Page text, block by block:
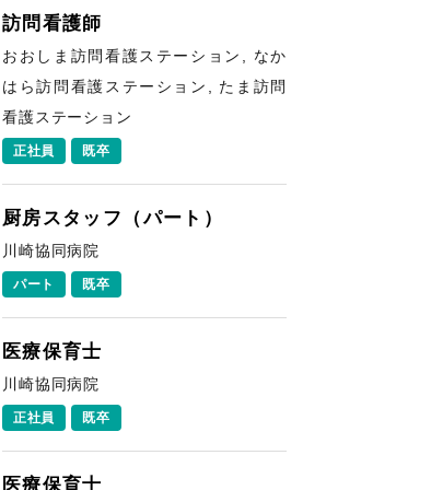
訪問看護師
おおしま訪問看護ステーション, なか
はら訪問看護ステーション, たま訪問
看護ステーション
正社員 既卒
厨房スタッフ（パート）
川崎協同病院
パート 既卒
医療保育士
川崎協同病院
正社員 既卒
医療保育士